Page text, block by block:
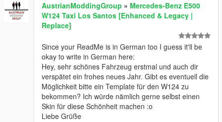
AustrianModdingGroup » Mercedes-Benz E500
W124 Taxi Los Santos [Enhanced & Legacy |
Replace]
Since your ReadMe is in German too I guess it'll be
okay to write in German here:
Hey, sehr schönes Fahrzeug erstmal und auch dir
verspätet ein frohes neues Jahr. Gibt es eventuell die
Möglichkeit bitte ein Template für den W124 zu
bekommen? Ich würde nämlich gerne selbst einen
Skin für diese Schönheit machen :o
Liebe Grüße